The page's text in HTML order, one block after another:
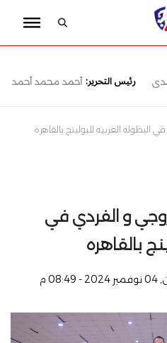
رئيس التحرير: أحمد محمد أحمد
العربيه للبولينج بالقاهره
و الفردي في
بالقاهره
م